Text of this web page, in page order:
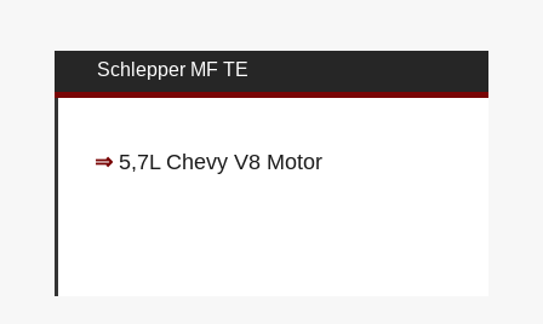
Schlepper MF TE
⇒5,7L Chevy V8 Motor